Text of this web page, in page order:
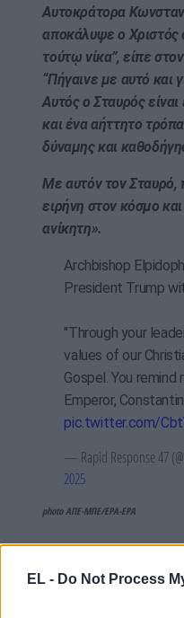
EL - Do Not Process
Αυτοκράτορα
αποκάλυψε ο Χριστός
τούτῳ νίκα”, είπε
“Πήγαινε με αυτό και
Αυτός ο Σταυρός
και ένα αήττητο
δύναμης και
Με αυτόν τον Σταυρό,
ειρήνη στον κόσμο
ανίκητη».
Archbishop
President Trump
"Through your
values of our
Gospel. You
Emperor,
pic.twitter.com/
— Rapid Response 47
2025
photo ΑΠΕ-ΜΠΕ/EPA-EPA